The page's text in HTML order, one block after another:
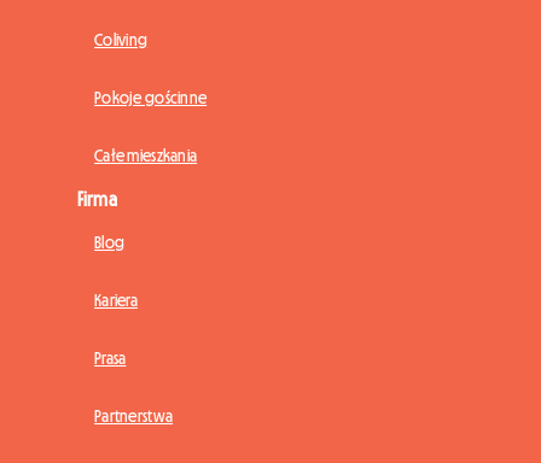
Coliving
Pokoje gościnne
Całe mieszkania
Firma
Blog
Kariera
Prasa
Partnerstwa